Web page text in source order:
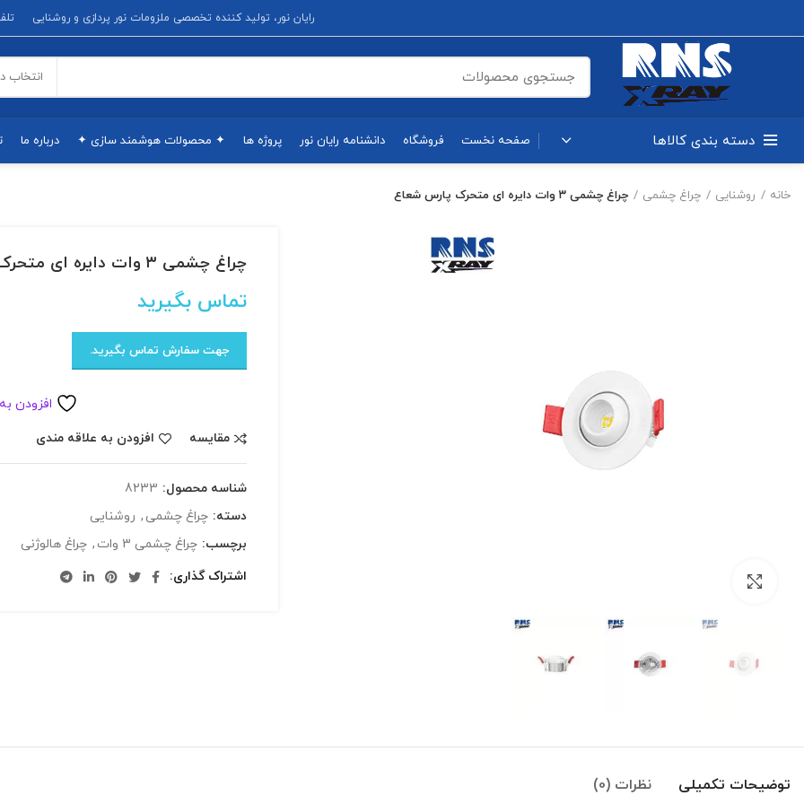
رایان نور، تولید کننده تخصصی ملزومات نور پردازی و روشنایی تلفن
انتخاب
دسته بندی کالاها صفحه نخست فروشگاه دانشنامه رایان نور پروژه ها ✦ محصولات هوشمند سازی ✦ درباره ما
خانه روشنایی چراغ چشمی چراغ چشمی ۳ وات دایره ای متحرک پارس شعاع
چراغ چشمی ۳ وات دایره ای متحرک پارس شعاع
تماس بگیرید
جهت سفارش تماس بگیرید.
افزودن
مقایسه
افزودن به علاقه مندی
شناسه محصول: 8233
دسته: چراغ چشمی , روشنایی
برچسب: چراغ چشمی 3 وات , چراغ هالوژنی
اشتراک گذاری
توضیحات تکمیلی نظرات (0)